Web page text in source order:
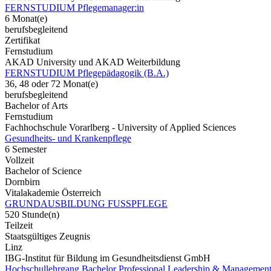
FERNSTUDIUM Pflegemanager:in
6 Monat(e)
berufsbegleitend
Zertifikat
Fernstudium
AKAD University und AKAD Weiterbildung
FERNSTUDIUM Pflegepädagogik (B.A.)
36, 48 oder 72 Monat(e)
berufsbegleitend
Bachelor of Arts
Fernstudium
Fachhochschule Vorarlberg - University of Applied Sciences
Gesundheits- und Krankenpflege
6 Semester
Vollzeit
Bachelor of Science
Dornbirn
Vitalakademie Österreich
GRUNDAUSBILDUNG FUSSPFLEGE
520 Stunde(n)
Teilzeit
Staatsgültiges Zeugnis
Linz
IBG-Institut für Bildung im Gesundheitsdienst GmbH